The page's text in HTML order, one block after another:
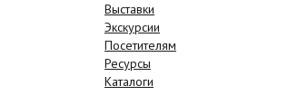
Выставки
Экскурсии
Посетителям
Ресурсы
Каталоги